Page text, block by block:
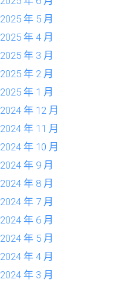
2025 年 5 月
2025 年 4 月
2025 年 3 月
2025 年 2 月
2025 年 1 月
2024 年 12 月
2024 年 11 月
2024 年 10 月
2024 年 9 月
2024 年 8 月
2024 年 7 月
2024 年 6 月
2024 年 5 月
2024 年 4 月
2024 年 3 月